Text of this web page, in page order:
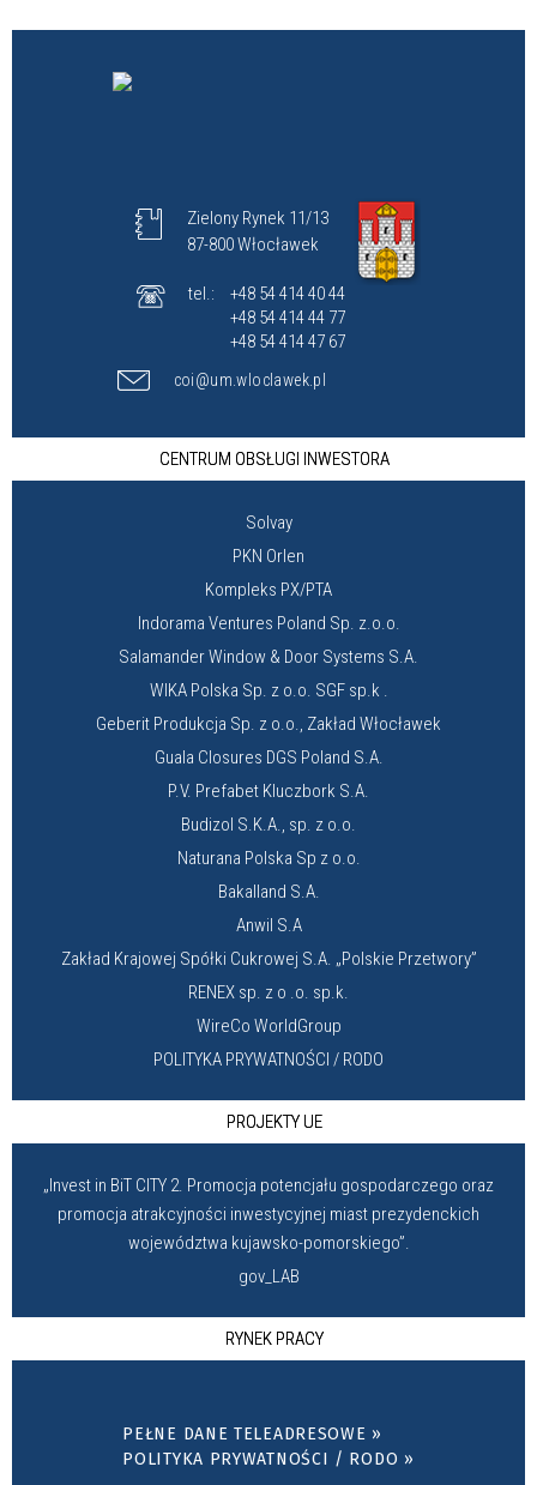
Zielony Rynek 11/13
87-800 Włocławek
tel.:
+48 54 414 40 44
+48 54 414 44 77
+48 54 414 47 67
coi@um.wloclawek.pl
CENTRUM OBSŁUGI INWESTORA
Solvay
PKN Orlen
Kompleks PX/PTA
Indorama Ventures Poland Sp. z.o.o.
Salamander Window & Door Systems S.A.
WIKA Polska Sp. z o.o. SGF sp.k .
Geberit Produkcja Sp. z o.o., Zakład Włocławek
Guala Closures DGS Poland S.A.
P.V. Prefabet Kluczbork S.A.
Budizol S.K.A., sp. z o.o.
Naturana Polska Sp z o.o.
Bakalland S.A.
Anwil S.A
Zakład Krajowej Spółki Cukrowej S.A. „Polskie Przetwory”
RENEX sp. z o .o. sp.k.
WireCo WorldGroup
POLITYKA PRYWATNOŚCI / RODO
PROJEKTY UE
„Invest in BiT CITY 2. Promocja potencjału gospodarczego oraz
promocja atrakcyjności inwestycyjnej miast prezydenckich
województwa kujawsko-pomorskiego”.
gov_LAB
RYNEK PRACY
PEŁNE DANE TELEADRESOWE »
POLITYKA PRYWATNOŚCI / RODO »